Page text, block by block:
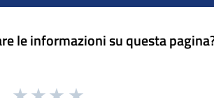
le informazioni su questa